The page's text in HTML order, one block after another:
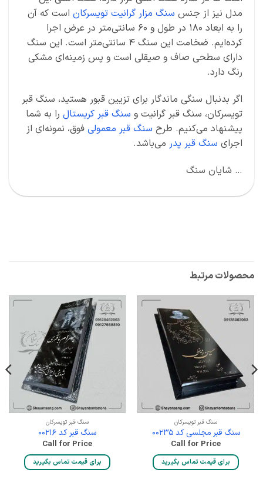
مدل نیز از جنسسنگ مزار گرانیت تویسرکاناست که آن
را به ابعاد 180 در طول و 60 سانتی‌متر در عرض اجرا
کرده‌ایم. ضخامت این سنگ 4 سانتی‌متر است. این سنگ
دارای سطحی صاف و صیقلی است و پس زمینه‌ای مشکی
رنگ دارد.
اگر بدنبال سنگی ماندگار برای تزیین قبور هستید، سنگ قبر
تویسرکان، سنگ قبر گرانیت و سنگ قبر کریستالرا به شما
پیشنهاد می‌کنیم. طرحسنگ قبر معمولیفوق، نمونه‌ای از
اجرایسنگ قبر پدرمی‌باشد.
… شایان سنگ
محصولات مرتبط
سنگ قبر تویسرکان
سنگ قبر مجلسی کد 00235
Call for Price
برای قیمت تماس بگیرید
سنگ قبر تویسرکان
سنگ قبر کد 00216
Call for Price
برای قیمت تماس بگیرید